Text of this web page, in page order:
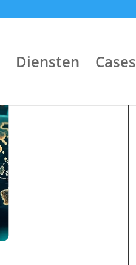
Diensten Cases